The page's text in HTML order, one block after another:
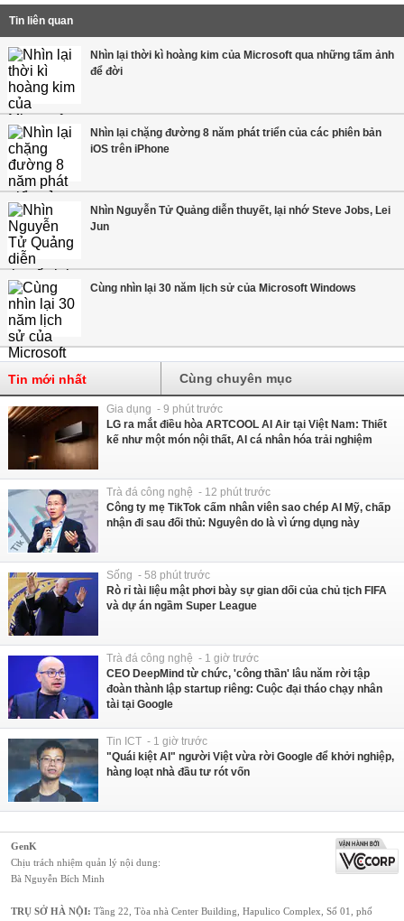
Tin liên quan
Nhìn lại thời kì hoàng kim của Microsoft qua những tấm ảnh
để đời
Nhìn lại chặng đường 8 năm phát triển của các phiên bản
iOS trên iPhone
Nhìn Nguyễn Tử Quảng diễn thuyết, lại nhớ Steve Jobs, Lei
Jun
Cùng nhìn lại 30 năm lịch sử của Microsoft Windows
Tin mới nhất Cùng chuyên mục
Gia dụng - 9 phút trước
LG ra mắt điều hòa ARTCOOL AI Air tại Việt Nam: Thiết
kế như một món nội thất, AI cá nhân hóa trải nghiệm
Trà đá công nghệ - 12 phút trước
Công ty mẹ TikTok cấm nhân viên sao chép AI Mỹ, chấp
nhận đi sau đối thủ: Nguyên do là vì ứng dụng này
Sống - 58 phút trước
Rò rỉ tài liệu mật phơi bày sự gian dối của chủ tịch FIFA
và dự án ngầm Super League
Trà đá công nghệ - 1 giờ trước
CEO DeepMind từ chức, 'công thần' lâu năm rời tập
đoàn thành lập startup riêng: Cuộc đại tháo chạy nhân
tài tại Google
Tin ICT - 1 giờ trước
"Quái kiệt AI" người Việt vừa rời Google để khởi nghiệp,
hàng loạt nhà đầu tư rót vốn
GenK
Chịu trách nhiệm quản lý nội dung:
Bà Nguyễn Bích Minh
TRỤ SỞ HÀ NỘI: Tầng 22, Tòa nhà Center Building, Hapulico Complex, Số 01, phố